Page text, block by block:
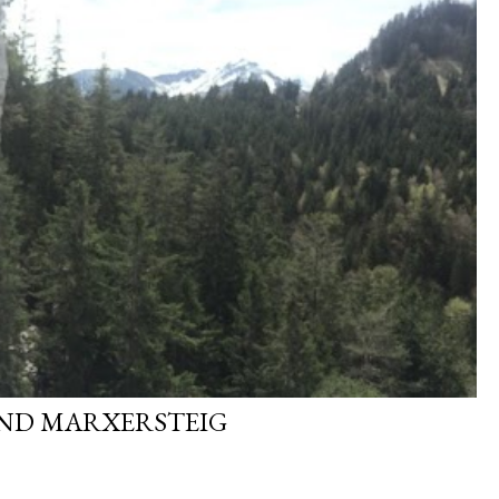
MARXERSTEIG